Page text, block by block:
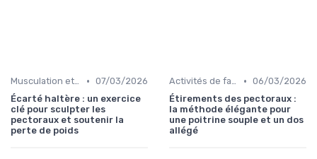
Musculation et tonification • 07/03/2026
Écarté haltère : un exercice
clé pour sculpter les
pectoraux et soutenir la
perte de poids
Activités de faible intensité • 06/03/2026
Étirements des pectoraux :
la méthode élégante pour
une poitrine souple et un dos
allégé